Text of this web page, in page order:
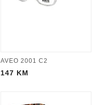
AVEO 2001 C2
147 KM